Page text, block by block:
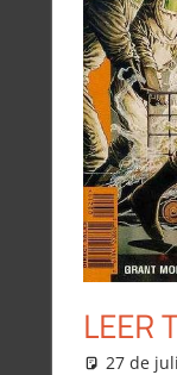
LEER
27 de